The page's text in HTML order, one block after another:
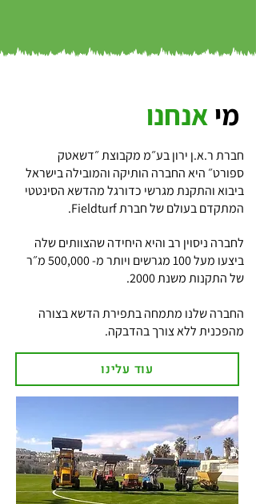
מיאנחנו
חברת ר.א.ן ירון בע״מ מקבוצת ״דשאטק
ספורט״ היא החברה הותיקה והמובילה בישראל
ביבוא והתקנת מגרשי כדורגל מהדשא הסינטטי
המתקדם בעולם של חברת Fieldturf.
לחברה ניסוין רב והיא היחידה שהצוותים שלה
ביצעו מעל 100 מגרשים ויותר מ- 500,000 מ״ר
של התקנות משנת 2000.
החברה שלנו מתמחה בתפירת הדשא בצורה
מהפכנית ללא צורך בהדבקה.
עוד עלינו